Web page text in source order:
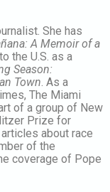
She has
A Memoir of a
the U.S. as a
Season:
Town . As a
The Miami
of a group of New
Prize for
about race
of the
coverage of Pope